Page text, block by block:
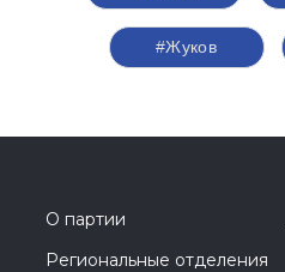
#Жуков
О партии
Региональные отделения